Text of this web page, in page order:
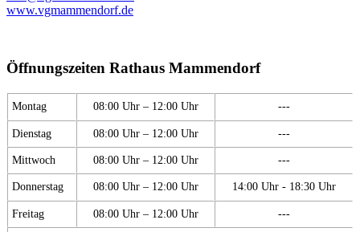
www.vgmammendorf.de
Öffnungszeiten Rathaus Mammendorf
Montag 08:00 Uhr – 12:00 Uhr ---
Dienstag 08:00 Uhr – 12:00 Uhr ---
Mittwoch 08:00 Uhr – 12:00 Uhr ---
Donnerstag 08:00 Uhr – 12:00 Uhr 14:00 Uhr - 18:30 Uhr
Freitag 08:00 Uhr – 12:00 Uhr ---